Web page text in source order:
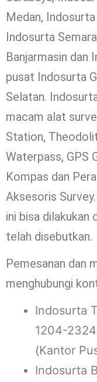
Medan,
Indosurta
Banjarmasin dan
pusat Indosurta
Selatan.
macam alat
Station,
Waterpass, GPS
Kompas dan
Aksesoris
ini bisa dilakukan
telah disebutkan.
Pemesanan dan
menghubungi
Indosurta
1204-
(Kantor
Indosurta